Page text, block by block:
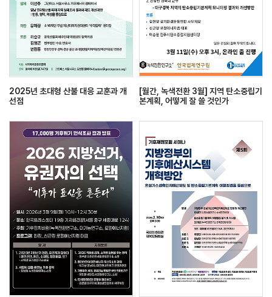
2025년 초대형 산불 대응 교훈과 개
선점
[월간, 녹색전환 3월] 지역 탄소중립기
본계획, 어떻게 잘 쓸 것인가